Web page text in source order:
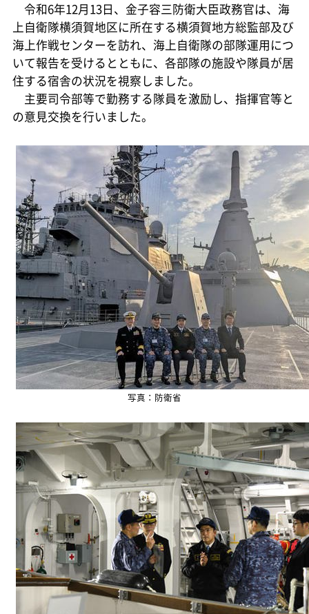
令和6年12月13日、金子容三防衛大臣政務官は、海
上自衛隊横須賀地区に所在する横須賀地方総監部及び
海上作戦センターを訪れ、海上自衛隊の部隊運用につ
いて報告を受けるとともに、各部隊の施設や隊員が居
住する宿舎の状況を視察しました。
主要司令部等で勤務する隊員を激励し、指揮官等と
の意見交換を行いました。
写真：防衛省